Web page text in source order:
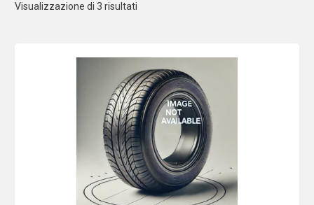
Visualizzazione di 3 risultati